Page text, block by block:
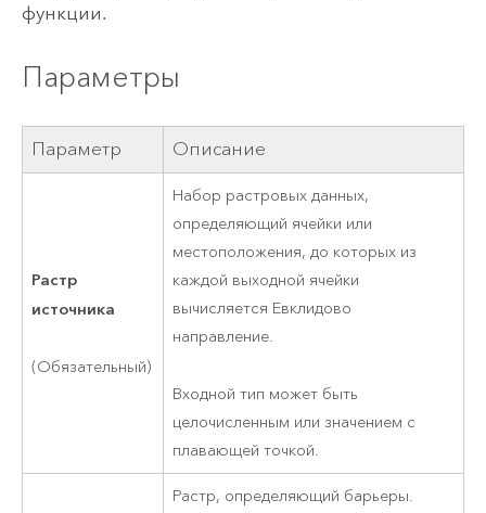
функции.
Параметры
Параметр Описание
Растр
источника
(Обязательный)
Набор растровых данных,
определяющий ячейки или
местоположения, до которых из
каждой выходной ячейки
вычисляется Евклидово
направление.
Входной тип может быть
целочисленным или значением с
плавающей точкой.
Растр, определяющий барьеры.